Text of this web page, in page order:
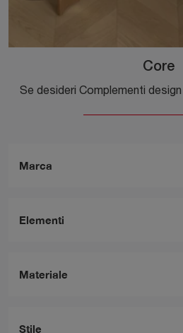
Marca
Elementi
Materiale
Stile
Core